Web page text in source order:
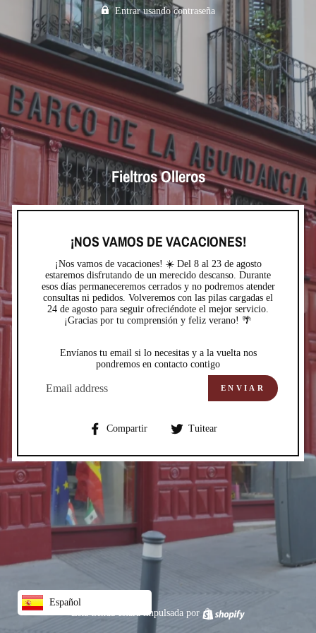
Entrar usando contraseña
Fieltros Olleros
¡NOS VAMOS DE VACACIONES!
¡Nos vamos de vacaciones! ☀️ Del 8 al 23 de agosto
estaremos disfrutando de un merecido descanso. Durante
esos días permaneceremos cerrados y no podremos atender
consultas ni pedidos. Volveremos con las pilas cargadas el
24 de agosto para seguir ofreciéndote el mejor servicio.
¡Gracias por tu comprensión y feliz verano! 🌴
Envíanos tu email si lo necesitas y a la vuelta nos
pondremos en contacto contigo
ELECTRÓNICO
ENVIAR
Compartir
CompartirTuitear
Esta tienda estará impulsada por
Español